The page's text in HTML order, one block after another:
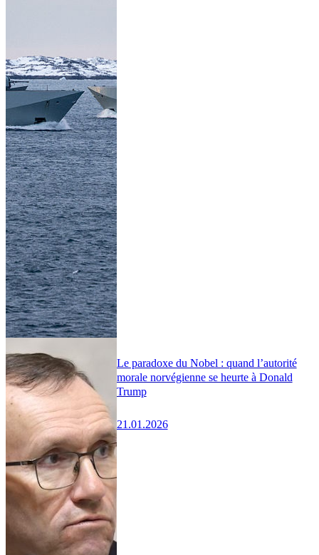
Le paradoxe du Nobel : quand l’autorité
morale norvégienne se heurte à Donald
Trump
21.01.2026